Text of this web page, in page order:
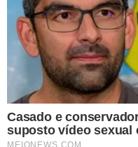
13h27 – Início da fase
a Lua, ainda invisível no
14h30 – Início da
umbra, mas continua
15h11 – Máximo do
sem visibilidade local.
15h52 – Fim da
umbra, ainda invisível.
16h56 – Fim da fase